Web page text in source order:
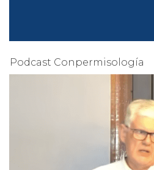
Podcast Conpermisología